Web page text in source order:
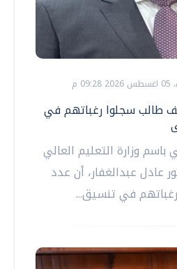
م
العالي: 29 ألف طالب سجلوا رغباتهم في
وزارة التعليم العالي
عادل عبدالغفار، أن عدد
في تنسيق...